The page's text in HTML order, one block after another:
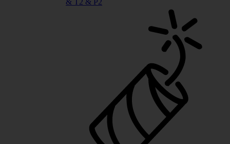
& T2 & P2